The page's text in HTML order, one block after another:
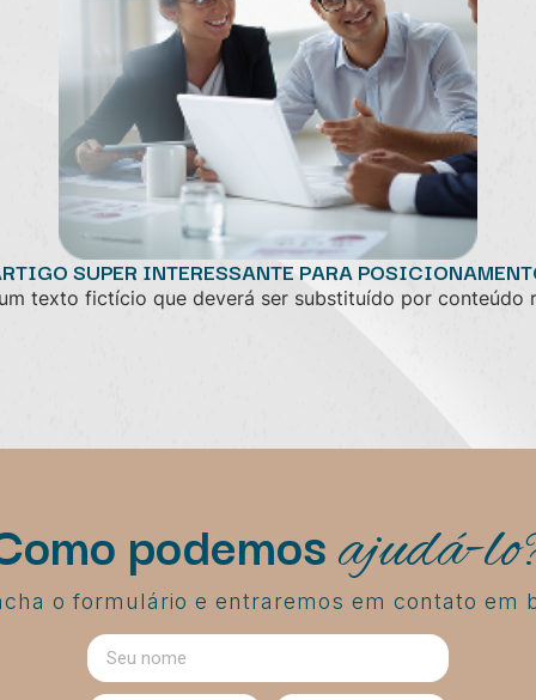
SUPER INTERESSANTE PARA
texto fictício que deverá ser substituído por conteúdo
podemosajudá-
o formulário e entraremos em contato em